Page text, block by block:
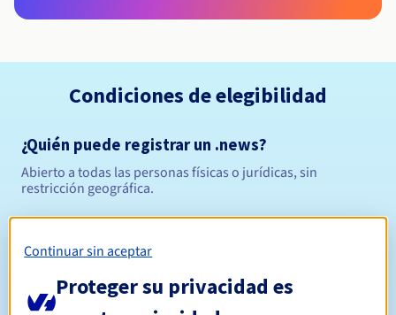
Condiciones de elegibilidad
¿Quién puede registrar un .news?
Abierto a todas las personas físicas o jurídicas, sin
restricción geográfica.
Continuar sin aceptar
Proteger su privacidad es